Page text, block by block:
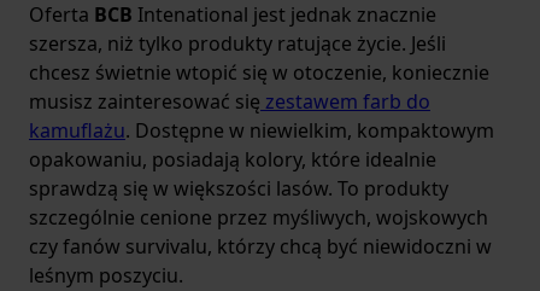
Oferta BCB Intenational jest jednak znacznie
szersza, niż tylko produkty ratujące życie. Jeśli
chcesz świetnie wtopić się w otoczenie, koniecznie
musisz zainteresować się zestawem farb do
kamuflażu. Dostępne w niewielkim, kompaktowym
opakowaniu, posiadają kolory, które idealnie
sprawdzą się w większości lasów. To produkty
szczególnie cenione przez myśliwych, wojskowych
czy fanów survivalu, którzy chcą być niewidoczni w
leśnym poszyciu.